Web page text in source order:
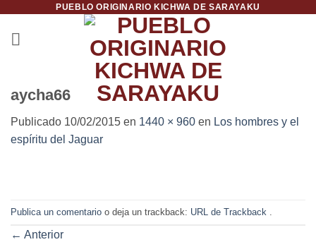
contenido
PUEBLO ORIGINARIO KICHWA DE SARAYAKU
aycha66
Publicado 10/02/2015 en 1440 × 960 en Los hombres y el
espíritu del Jaguar
Publica un comentario o deja un trackback: URL de Trackback
← Anterior